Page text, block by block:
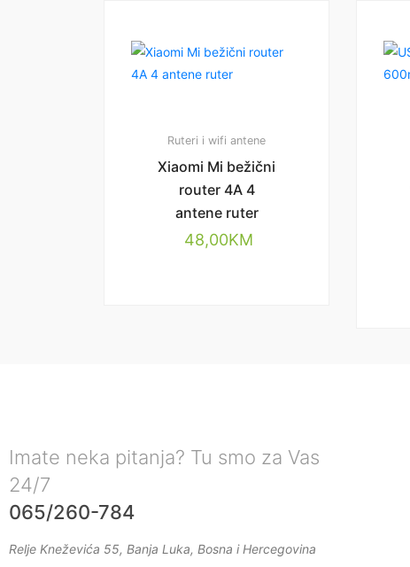
Ruteri i wifi antene
Xiaomi Mi bežični
router 4A 4
antene ruter
48,00KM
Imate neka pitanja? Tu smo za Vas
24/7
065/260-784
Relje Kneževića 55, Banja Luka, Bosna i Hercegovina